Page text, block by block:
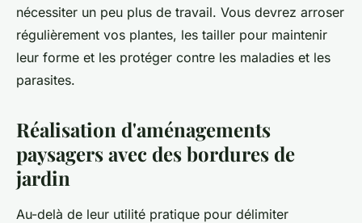
nécessiter un peu plus de travail. Vous devrez arroser
régulièrement vos plantes, les tailler pour maintenir
leur forme et les protéger contre les maladies et les
parasites.
Réalisation d'aménagements
paysagers avec des bordures de
jardin
Au-delà de leur utilité pratique pour délimiter